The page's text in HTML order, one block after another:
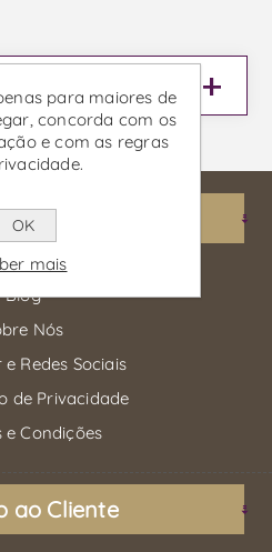
Blog
Nós
Redes Sociais
de Privacidade
e Condições
ao Cliente
para maiores de
concorda com os
e com as regras
OK
mais